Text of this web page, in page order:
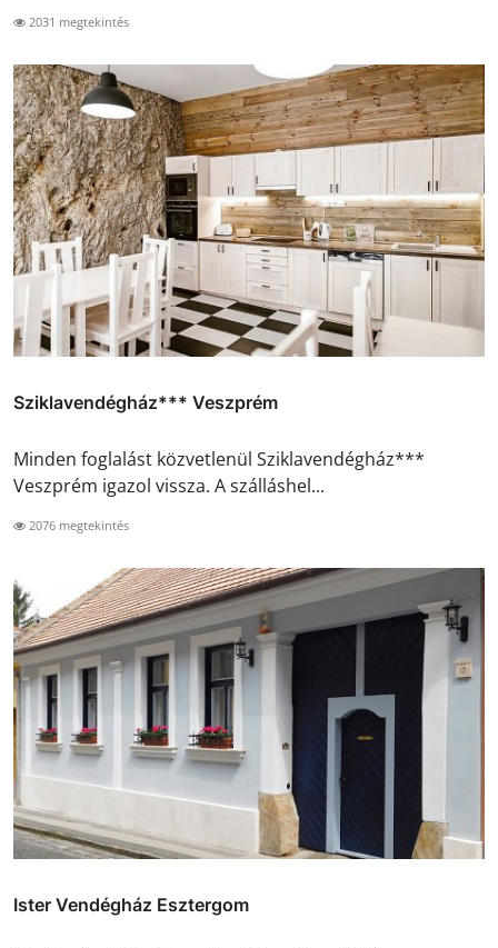
2031 megtekintés
Sziklavendégház*** Veszprém
Minden foglalást közvetlenül Sziklavendégház***
Veszprém igazol vissza. A szálláshel...
2076 megtekintés
Ister Vendégház Esztergom